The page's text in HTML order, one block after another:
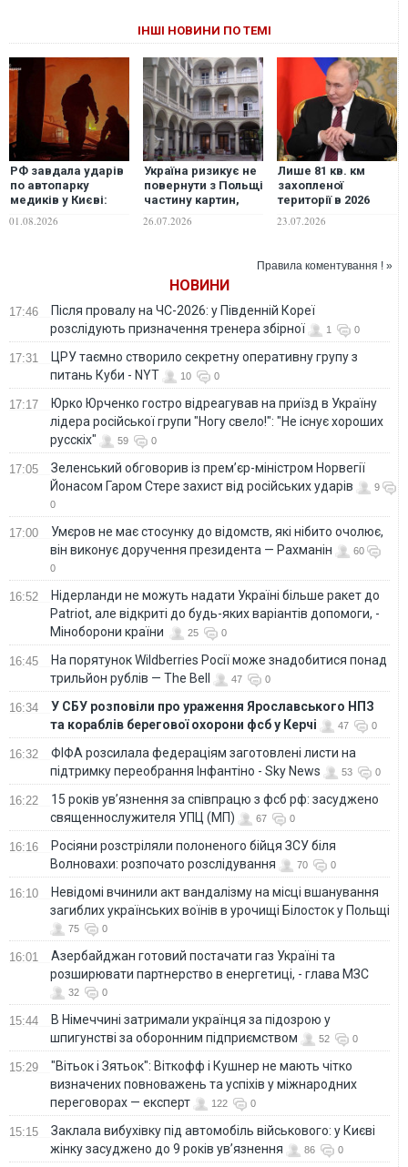
ІНШІ НОВИНИ ПО ТЕМІ
РФ завдала ударів
по автопарку
медиків у Києві:
скільки "швидких"
вигоріло вщент
01.08.2026
Україна ризикує не
повернути з Польщі
частину картин,
вивезених під час
війни, -
26.07.2026
Лише 81 кв. км
захопленої
території в 2026
році: у Путіна
формують хибну
23.07.2026
Правила коментування ! »
НОВИНИ
17:46
Після провалу на ЧС-2026: у Південній Кореї
розслідують призначення тренера збірної
1 0
17:31
ЦРУ таємно створило секретну оперативну групу з
питань Куби - NYT
10 0
17:17
Юрко Юрченко гостро відреагував на приїзд в Україну
лідера російської групи "Ногу свело!": "Не існує хороших
русскіх"
59 0
17:05
Зеленський обговорив із прем’єр-міністром Норвегії
Йонасом Гаром Стере захист від російських ударів
9
0
17:00
Умєров не має стосунку до відомств, які нібито очолює,
він виконує доручення президента — Рахманін
60
0
16:52
Нідерланди не можуть надати Україні більше ракет до
Patriot, але відкриті до будь-яких варіантів допомоги, -
Міноборони країни
25 0
16:45
На порятунок Wildberries Росії може знадобитися понад
трильйон рублів — The Bell
47 0
16:34
У СБУ розповіли про ураження Ярославського НПЗ
та кораблів берегової охорони фсб у Керчі
47 0
16:32
ФІФА розсилала федераціям заготовлені листи на
підтримку переобрання Інфантіно - Sky News
53 0
16:22
15 років ув’язнення за співпрацю з фсб рф: засуджено
священнослужителя УПЦ (МП)
67 0
16:16
Росіяни розстріляли полоненого бійця ЗСУ біля
Волновахи: розпочато розслідування
70 0
16:10
Невідомі вчинили акт вандалізму на місці вшанування
загиблих українських воїнів в урочищі Білосток у Польщі
75 0
16:01
Азербайджан готовий постачати газ Україні та
розширювати партнерство в енергетиці, - глава МЗС
32 0
15:44
В Німеччині затримали українця за підозрою у
шпигунстві за оборонним підприємством
52 0
15:29
"Вітьок і Зятьок": Віткофф і Кушнер не мають чітко
визначених повноважень та успіхів у міжнародних
переговорах — експерт
122 0
15:15
Заклала вибухівку під автомобіль військового: у Києві
жінку засуджено до 9 років ув’язнення
86 0